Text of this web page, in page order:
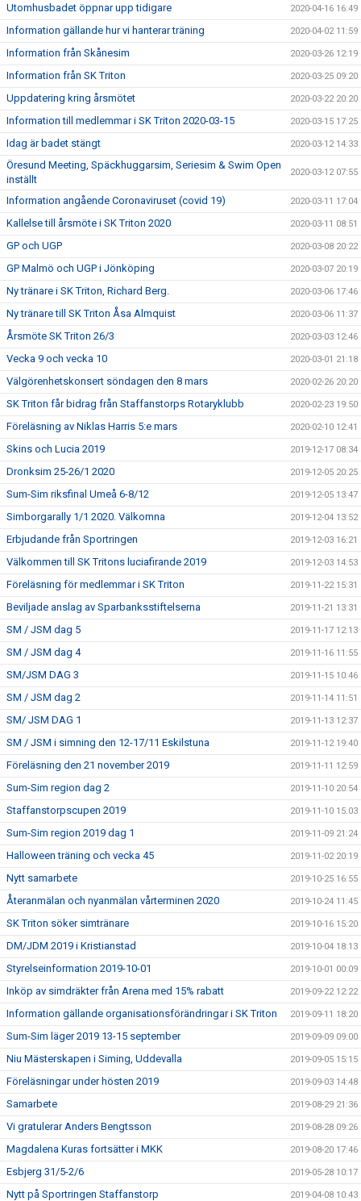
Utomhusbadet öppnar upp tidigare 2020-04-16 16:49
Information gällande hur vi hanterar träning 2020-04-02 11:59
Information från Skånesim 2020-03-26 12:19
Information från SK Triton 2020-03-25 09:20
Uppdatering kring årsmötet 2020-03-22 20:20
Information till medlemmar i SK Triton 2020-03-15 2020-03-15 17:25
Idag är badet stängt 2020-03-12 14:33
Öresund Meeting, Späckhuggarsim, Seriesim & Swim Open
inställt
2020-03-12 07:55
Information angående Coronaviruset (covid 19) 2020-03-11 17:04
Kallelse till årsmöte i SK Triton 2020 2020-03-11 08:51
GP och UGP 2020-03-08 20:22
GP Malmö och UGP i Jönköping 2020-03-07 20:19
Ny tränare i SK Triton, Richard Berg. 2020-03-06 17:46
Ny tränare till SK Triton Åsa Almquist 2020-03-06 11:37
Årsmöte SK Triton 26/3 2020-03-03 12:46
Vecka 9 och vecka 10 2020-03-01 21:18
Välgörenhetskonsert söndagen den 8 mars 2020-02-26 20:20
SK Triton får bidrag från Staffanstorps Rotaryklubb 2020-02-23 19:50
Föreläsning av Niklas Harris 5:e mars 2020-02-10 12:41
Skins och Lucia 2019 2019-12-17 08:34
Dronksim 25-26/1 2020 2019-12-05 20:25
Sum-Sim riksfinal Umeå 6-8/12 2019-12-05 13:47
Simborgarally 1/1 2020. Välkomna 2019-12-04 13:52
Erbjudande från Sportringen 2019-12-03 16:21
Välkommen till SK Tritons luciafirande 2019 2019-12-03 14:53
Föreläsning för medlemmar i SK Triton 2019-11-22 15:31
Beviljade anslag av Sparbanksstiftelserna 2019-11-21 13:31
SM / JSM dag 5 2019-11-17 12:13
SM / JSM dag 4 2019-11-16 11:55
SM/JSM DAG 3 2019-11-15 10:46
SM / JSM dag 2 2019-11-14 11:51
SM/ JSM DAG 1 2019-11-13 12:37
SM / JSM i simning den 12-17/11 Eskilstuna 2019-11-12 19:40
Föreläsning den 21 november 2019 2019-11-11 12:59
Sum-Sim region dag 2 2019-11-10 20:54
Staffanstorpscupen 2019 2019-11-10 15:03
Sum-Sim region 2019 dag 1 2019-11-09 21:24
Halloween träning och vecka 45 2019-11-02 20:19
Nytt samarbete 2019-10-25 16:55
Återanmälan och nyanmälan vårterminen 2020 2019-10-24 11:45
SK Triton söker simtränare 2019-10-16 15:20
DM/JDM 2019 i Kristianstad 2019-10-04 18:13
Styrelseinformation 2019-10-01 2019-10-01 00:09
Inköp av simdräkter från Arena med 15% rabatt 2019-09-22 12:22
Information gällande organisationsförändringar i SK Triton 2019-09-11 18:20
Sum-Sim läger 2019 13-15 september 2019-09-09 09:00
Niu Mästerskapen i Siming, Uddevalla 2019-09-05 15:15
Föreläsningar under hösten 2019 2019-09-03 14:48
Samarbete 2019-08-29 21:36
Vi gratulerar Anders Bengtsson 2019-08-28 09:26
Magdalena Kuras fortsätter i MKK 2019-08-20 17:46
Esbjerg 31/5-2/6 2019-05-28 10:17
Nytt på Sportringen Staffanstorp 2019-04-08 10:43